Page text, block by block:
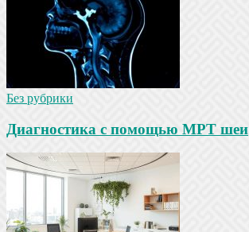
Без рубрики
Диагностика с помощью МРТ шеи